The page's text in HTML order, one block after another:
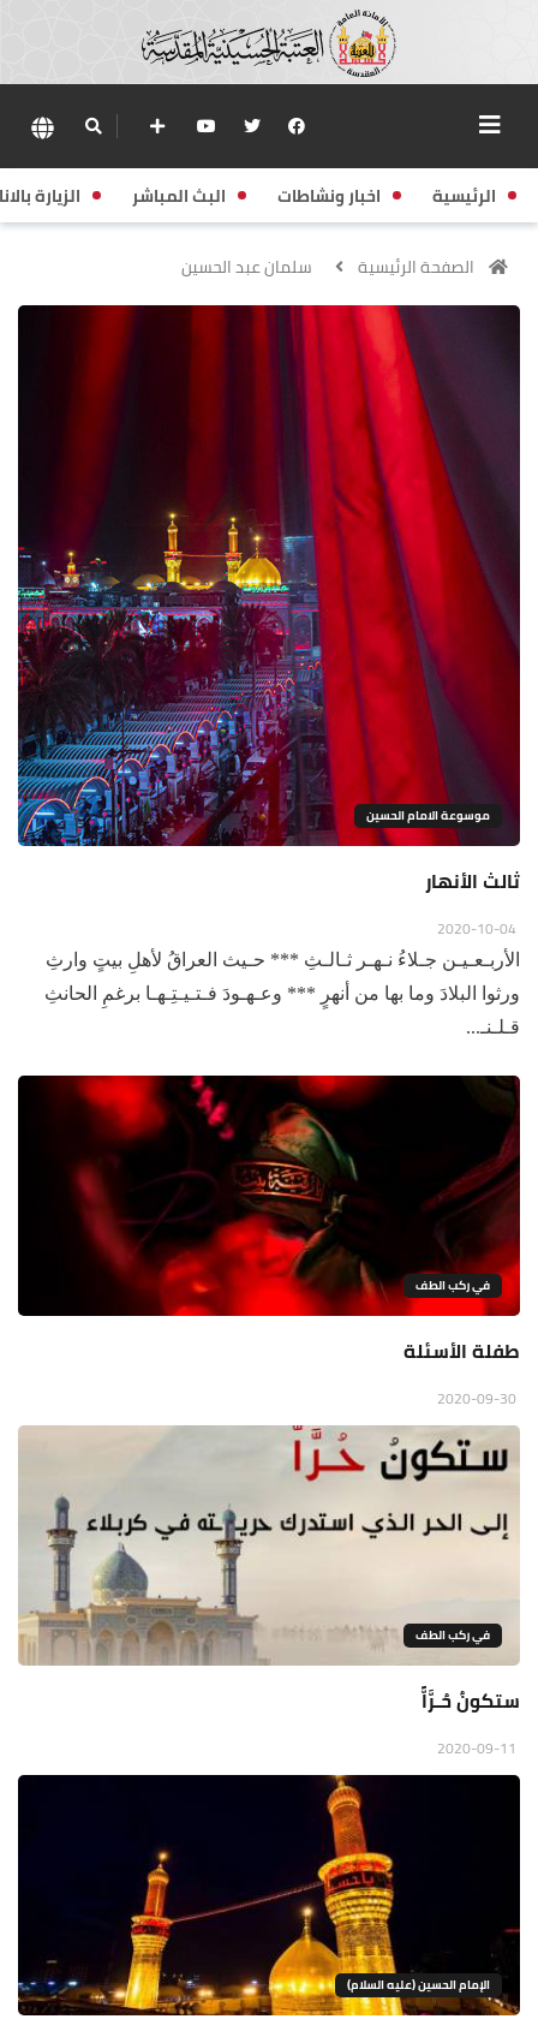
الرئيسية اخبار ونشاطات البث المباشر الزيارة
الصفحة الرئيسية سلمان عبد الحسين
موسوعة الامام الحسين
ثالث الأنهار
الأربـعـيـن جـلاءُ نـهـر ثـالـثِ *** حـيث العراقُ لأهلِ بيتٍ وارثِ
ورثوا البلادَ وما بها من أنهرٍ *** وعـهـودَ فـتـيـتِـهـا برغمِ الحانثِ
قـلـنـ...
في ركب الطف
طفلة الأسئلة
في ركب الطف
ستكونُ حُـرَّاًّ
الإمام الحسين (عليه السلام)